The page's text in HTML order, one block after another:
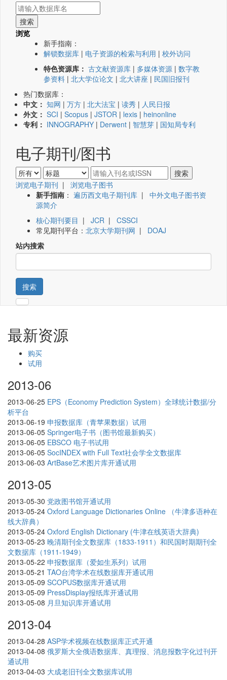
浏览
新手指南：
解锁数据库 | 电子资源的检索与利用 | 校外访问
特色资源库： 古文献资源库 | 多媒体资源 | 数字教
参资料 | 北大学位论文 | 北大讲座 | 民国旧报刊
热门数据库：
中文： 知网 | 万方 | 北大法宝 | 读秀 | 人民日报
外文： SCI | Scopus | JSTOR | lexis | heinonline
专利： INNOGRAPHY | Derwent | 智慧芽 | 国知局专利
电子期刊/图书
浏览电子期刊 | 浏览电子图书
新手指南 ： 遍历西文电子期刊库 | 中外文电子图书资
源简介
核心期刊要目 | JCR | CSSCI
常见期刊平台： 北京大学期刊网 | DOAJ
站内搜索
搜索
最新资源
购买
试用
2013-06
2013-06-25 EPS（Economy Prediction System）全球统计数据/分
析平台
2013-06-19 申报数据库（青苹果数据）试用
2013-06-05 Springer电子书（图书馆最新购买）
2013-06-05 EBSCO 电子书试用
2013-06-05 SocINDEX with Full Text社会学全文数据库
2013-06-03 ArtBase艺术图片库开通试用
2013-05
2013-05-30 党政图书馆开通试用
2013-05-24 Oxford Language Dictionaries Online （牛津多语种在
线大辞典）
2013-05-24 Oxford English Dictionary (牛津在线英语大辞典)
2013-05-23 晚清期刊全文数据库（1833-1911）和民国时期期刊全
文数据库（1911-1949）
2013-05-22 申报数据库（爱如生系列）试用
2013-05-21 TAO台湾学术在线数据库开通试用
2013-05-09 SCOPUS数据库开通试用
2013-05-09 PressDisplay报纸库开通试用
2013-05-08 月旦知识库开通试用
2013-04
2013-04-28 ASP学术视频在线数据库正式开通
2013-04-08 俄罗斯大全俄语数据库、真理报、消息报数字化过刊开
通试用
2013-04-03 大成老旧刊全文数据库试用